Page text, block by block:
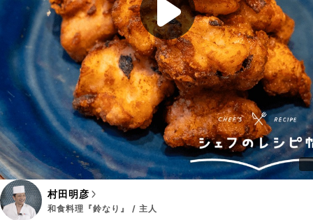
村田明彦
和食料理『鈴なり』 / 主人